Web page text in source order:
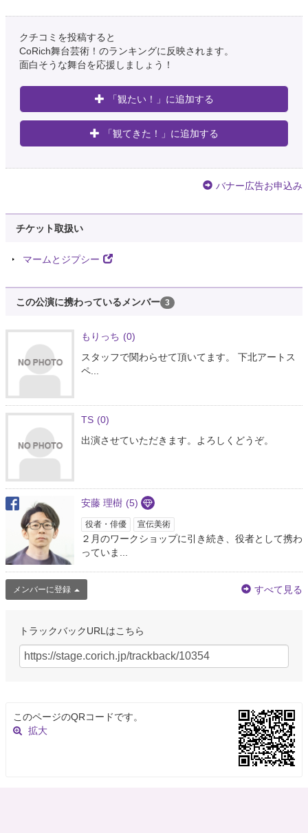
クチコミを投稿すると
CoRich舞台芸術！のランキングに反映されます。
面白そうな舞台を応援しましょう！
「観たい！」に追加する
「観てきた！」に追加する
バナー広告お申込み
チケット取扱い
マームとジプシー
この公演に携わっているメンバー 3
もりっち (0)
スタッフで関わらせて頂いてます。 下北アートス
ペ...
TS (0)
出演させていただきます。よろしくどうぞ。
安藤 理樹 (5)
役者・俳優 宣伝美術
２月のワークショップに引き続き、役者として携わ
っていま...
メンバーに登録 すべて見る
トラックバックURLはこちら
このページのQRコードです。
拡大